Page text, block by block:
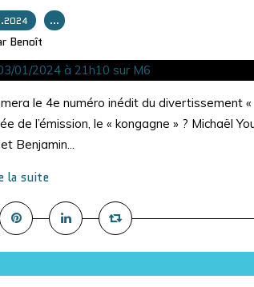
…
Benoît
le 4e numéro inédit du divertissement «
de l’émission, le « kongagne » ? Michaël
Benjamin...
la suite